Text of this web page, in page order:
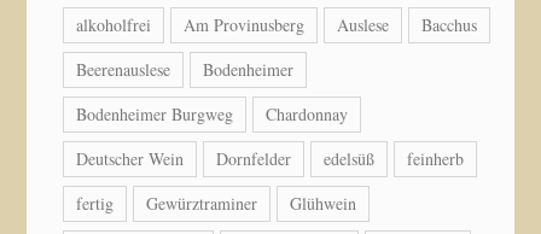
alkoholfrei
Am Provinusberg Auslese
Bacchus
Beerenauslese
Bodenheimer
Bodenheimer Burgweg
Chardonnay
Deutscher Wein
Dornfelder edelsüß
feinherb
fertig
Gewürztraminer
Glühwein